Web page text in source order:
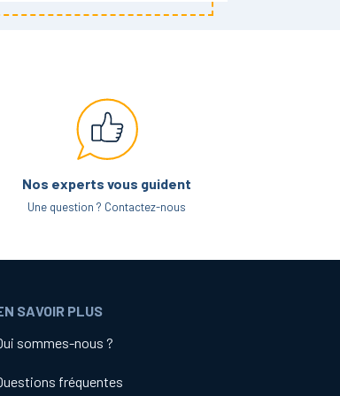
spécificités et peut se décliner en
surfaces peu actives. Il résiste
sans risque de coulure.
Nos experts vous guident
Une question ? Contactez-nous
SAVOIR PLUS
sommes-nous ?
fréquentes